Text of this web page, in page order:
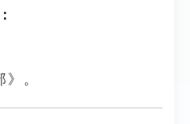
》。